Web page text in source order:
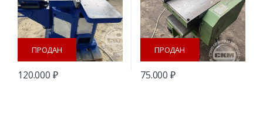
ПРОДАН
120.000 ₽
ПРОДАН
75.000₽